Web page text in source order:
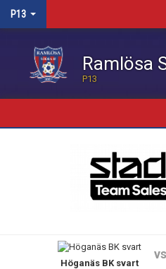
P13
Ramlösa
P13
Höganäs BK svart
vs